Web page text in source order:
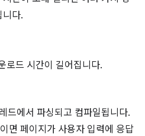
니다.
로드 시간이 길어집니다.
드에서 파싱되고 컴파일됩니다.
면 페이지가 사용자 입력에 응답